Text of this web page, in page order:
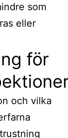
som
eller
för
och vilka